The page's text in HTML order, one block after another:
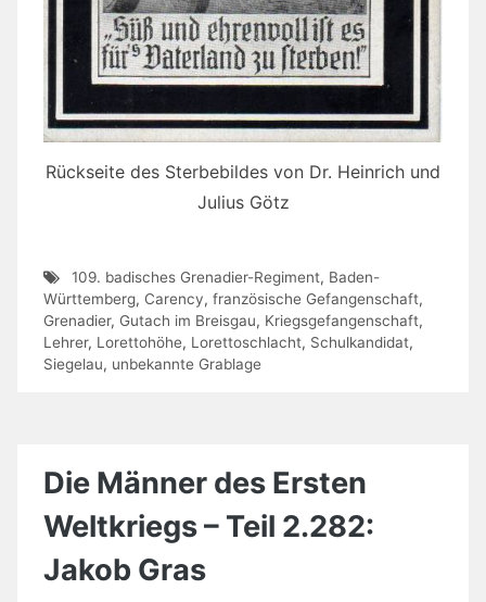
Rückseite des Sterbebildes von Dr. Heinrich und
Julius Götz
109. badisches Grenadier-Regiment, Baden-
Württemberg, Carency, französische Gefangenschaft,
Grenadier, Gutach im Breisgau, Kriegsgefangenschaft,
Lehrer, Lorettohöhe, Lorettoschlacht, Schulkandidat,
Siegelau, unbekannte Grablage
Die Männer des Ersten
Weltkriegs – Teil 2.282:
Jakob Gras